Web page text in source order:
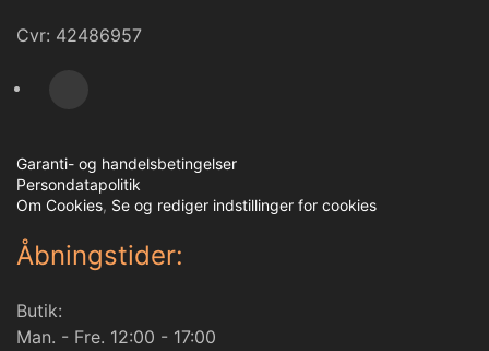
Cvr: 42486957
Garanti- og handelsbetingelser
Persondatapolitik
Om Cookies, Se og rediger indstillinger for cookies
Åbningstider:
Butik:
Man. - Fre. 12:00 - 17:00